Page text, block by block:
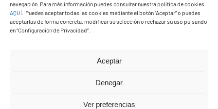
navegación. Para más información puedes consultar nuestra política de cookies
AQUÍ
Puedes aceptar todas las cookies mediante el botón “Aceptar” o puedes
aceptarlas de forma concreta, modificar su selección o rechazar su uso pulsando
en “Configuración de Privacidad”.
Aceptar
Denegar
Ver preferencias
35570 – Yaiza
Tel:928 83 62 20
© Copyright2026 Ayuntamiento de Yaiza - Todos los